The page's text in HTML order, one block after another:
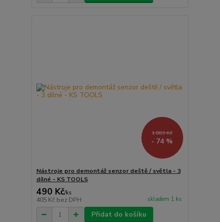
1 883 Kč
- 74 %
Nástroje pro demontáž senzor deště / světla - 3
dílné - KS TOOLS
490 Kč/ks
405 Kč bez DPH skladem 1 ks
Přidat do košíku